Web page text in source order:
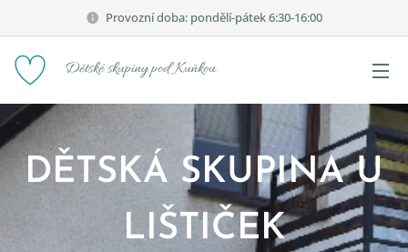
Provozní doba: pondělí-pátek 6:30-16:00
Dětské skupiny pod Kuňkou
DĚTSKÁ SKUPINA U
LIŠTIČEK